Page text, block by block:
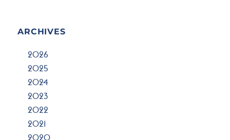
ARCHIVES
2026
2025
2024
2023
2022
2021